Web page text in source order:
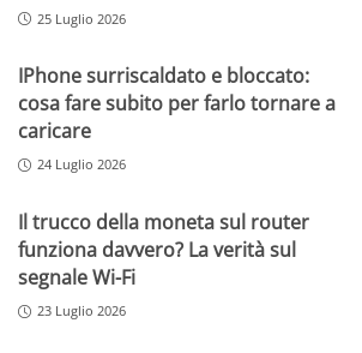
25 Luglio 2026
IPhone surriscaldato e bloccato:
cosa fare subito per farlo tornare a
caricare
24 Luglio 2026
Il trucco della moneta sul router
funziona davvero? La verità sul
segnale Wi-Fi
23 Luglio 2026